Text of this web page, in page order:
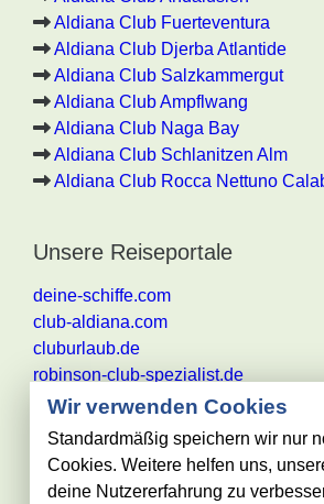
Aldiana Club Fuerteventura
Aldiana Club Djerba Atlantide
Aldiana Club Salzkammergut
Aldiana Club Ampflwang
Aldiana Club Naga Bay
Aldiana Club Schlanitzen Alm
Aldiana Club Rocca Nettuno
Unsere Reiseportale
deine-schiffe.com
club-aldiana.com
cluburlaub.de
robinson-club-spezialist.de
Alle Angaben ohne Gewähr. Es
Wir verwenden Cookies
Standardmäßig speichern wir nur
Cookies. Weitere helfen uns,
deine Nutzererfahrung zu